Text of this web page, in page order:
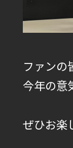
ファンの
今年の意
ぜひお楽